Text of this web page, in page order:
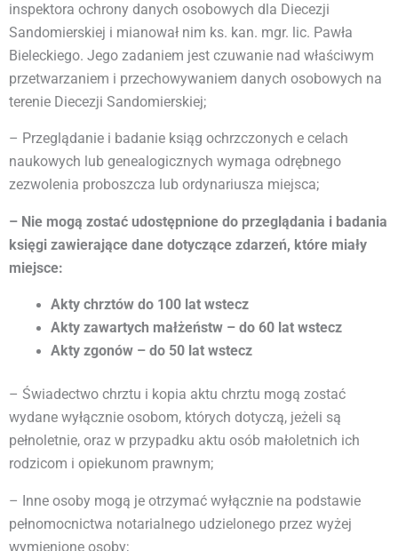
inspektora ochrony danych osobowych dla Diecezji
Sandomierskiej i mianował nim ks. kan. mgr. lic. Pawła
Bieleckiego. Jego zadaniem jest czuwanie nad właściwym
przetwarzaniem i przechowywaniem danych osobowych na
terenie Diecezji Sandomierskiej;
– Przeglądanie i badanie ksiąg ochrzczonych e celach
naukowych lub genealogicznych wymaga odrębnego
zezwolenia proboszcza lub ordynariusza miejsca;
– Nie mogą zostać udostępnione do przeglądania i badania
księgi zawierające dane dotyczące zdarzeń, które miały
miejsce:
Akty chrztów do 100 lat wstecz
Akty zawartych małżeństw – do 60 lat wstecz
Akty zgonów – do 50 lat wstecz
– Świadectwo chrztu i kopia aktu chrztu mogą zostać
wydane wyłącznie osobom, których dotyczą, jeżeli są
pełnoletnie, oraz w przypadku aktu osób małoletnich ich
rodzicom i opiekunom prawnym;
– Inne osoby mogą je otrzymać wyłącznie na podstawie
pełnomocnictwa notarialnego udzielonego przez wyżej
wymienione osoby;